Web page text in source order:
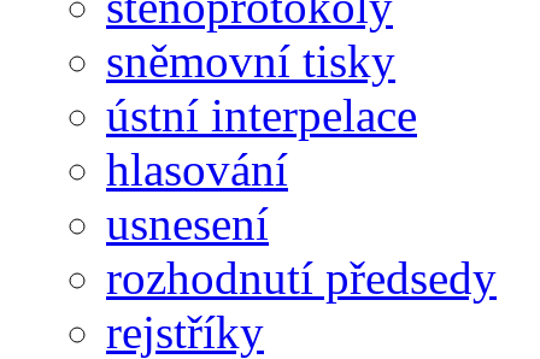
sněmovní tisky
ústní interpelace
hlasování
usnesení
rozhodnutí předsedy
rejstříky